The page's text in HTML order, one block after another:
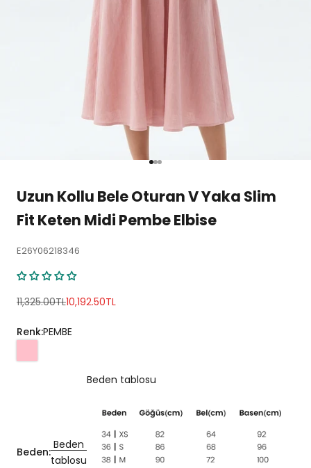
1 ögesine git
2 ögesine git
3 ögesine git
Uzun Kollu Bele Oturan V Yaka Slim
Fit Keten Midi Pembe Elbise
E26Y06218346
Normal fiyat
11,325.00TLİndirimli fiyat
10,192.50TL
Renk:PEMBE
Beden:
Beden
tablosu
Beden tablosu